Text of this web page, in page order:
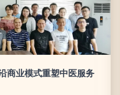
商业模式重塑中医服务